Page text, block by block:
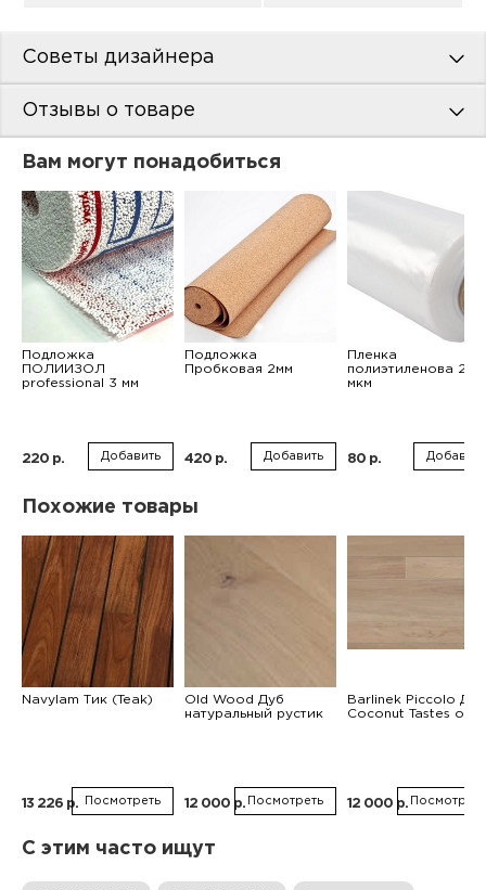
Советы дизайнера
Отзывы о товаре
Вам могут понадобиться
Подложка
ПОЛИИЗОЛ
professional 3 мм
220 р. Добавить
Подложка
Пробковая 2мм
420 р. Добавить
Пленка
полиэтиленова 200
мкм
80 р. Добавить
Похожие товары
Navylam Тик (Teak)
13 226 р. Посмотреть
Old Wood Дуб
натуральный рустик
12 000 р. Посмотреть
Barlinek Piccolo Дуб
Coconut Tastes of
12 000 р. Посмотреть
С этим часто ищут